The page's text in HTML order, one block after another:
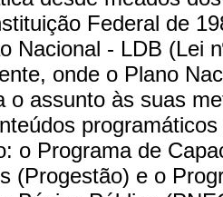
Federal de
Nacional - LDB (Lei
onde o Plano
o assunto às suas
o Programa de
(Progestão) e o